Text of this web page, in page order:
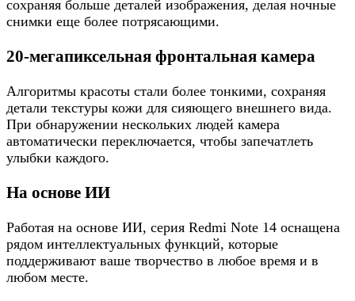
сохраняя больше деталей изображения, делая ночные
снимки еще более потрясающими.
20-мегапиксельная фронтальная камера
Алгоритмы красоты стали более тонкими, сохраняя
детали текстуры кожи для сияющего внешнего вида.
При обнаружении нескольких людей камера
автоматически переключается, чтобы запечатлеть
улыбки каждого.
На основе ИИ
Работая на основе ИИ, серия Redmi Note 14 оснащена
рядом интеллектуальных функций, которые
поддерживают ваше творчество в любое время и в
любом месте.